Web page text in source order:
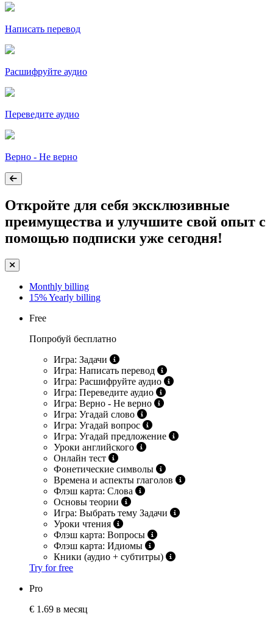
Написать перевод
Расшифруйте аудио
Переведите аудио
Верно - Не верно
Откройте для себя эксклюзивные
преимущества и улучшите свой опыт с
помощью подписки уже сегодня!
Monthly billing
15%Yearly billing
Free
Попробуй бесплатно
Игра: Задачи
Игра: Написать перевод
Игра: Расшифруйте аудио
Игра: Переведите аудио
Игра: Верно - Не верно
Игра: Угадай слово
Игра: Угадай вопрос
Игра: Угадай предложение
Уроки английского
Онлайн тест
Фонетические символы
Времена и аспекты глаголов
Флэш карта: Слова
Основы теории
Игра: Выбрать тему Задачи
Уроки чтения
Флэш карта: Вопросы
Флэш карта: Идиомы
Кники (аудио + субтитры)
Try for free
Pro
€ 1.69 в месяц